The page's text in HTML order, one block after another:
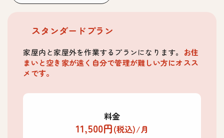
スタンダードプラン
家屋内と家屋外を作業するプランになります。
お住
まいと空き家が遠く自分で管理が難しい方にオスス
メです。
料金
11,500円(税込)/月